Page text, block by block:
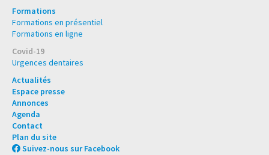
Formations
Formations en présentiel
Formations en ligne
Covid-19
Urgences dentaires
Actualités
Espace presse
Annonces
Agenda
Contact
Plan du site
Suivez-nous sur Facebook